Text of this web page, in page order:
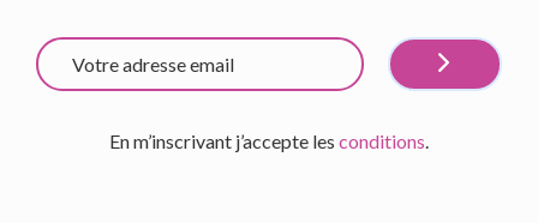
En m’inscrivant j’accepte les conditions.